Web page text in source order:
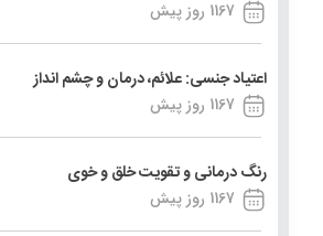
1167 روز پیش
اعتیاد جنسی: علائم، درمان و چشم انداز
1167 روز پیش
رنگ درمانی و تقویت خلق و خوی
1167 روز پیش